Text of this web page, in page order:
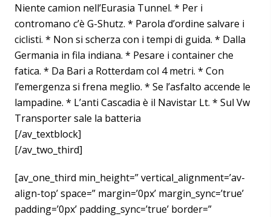
Niente camion nell’Eurasia Tunnel. * Per i
contromano c’è G-Shutz. * Parola d’ordine salvare i
ciclisti. * Non si scherza con i tempi di guida. * Dalla
Germania in fila indiana. * Pesare i container che
fatica. * Da Bari a Rotterdam col 4 metri. * Con
l’emergenza si frena meglio. * Se l’asfalto accende le
lampadine. * L’anti Cascadia è il Navistar Lt. * Sul Vw
Transporter sale la batteria
[/av_textblock]
[/av_two_third]
[av_one_third min_height=” vertical_alignment=’av-
align-top’ space=” margin=’0px’ margin_sync=’true’
padding=’0px’ padding_sync=’true’ border=”